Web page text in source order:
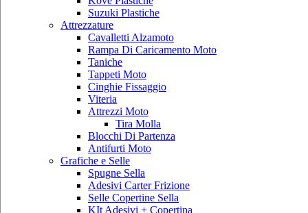
Suzuki Plastiche
Attrezzature
Cavalletti Alzamoto
Rampa Di Caricamento Moto
Taniche
Tappeti Moto
Cinghie Fissaggio
Viteria
Attrezzi Moto
Tira Molla
Blocchi Di Partenza
Antifurti Moto
Grafiche e Selle
Spugne Sella
Adesivi Carter Frizione
Selle Copertine Sella
KIt Adesivi + Copertina